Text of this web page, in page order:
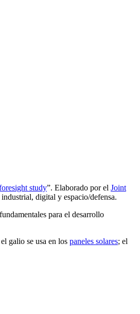
study”. Elaborado por el Joint
digital y espacio/defensa.
para el desarrollo
galio se usa en los paneles solares; el